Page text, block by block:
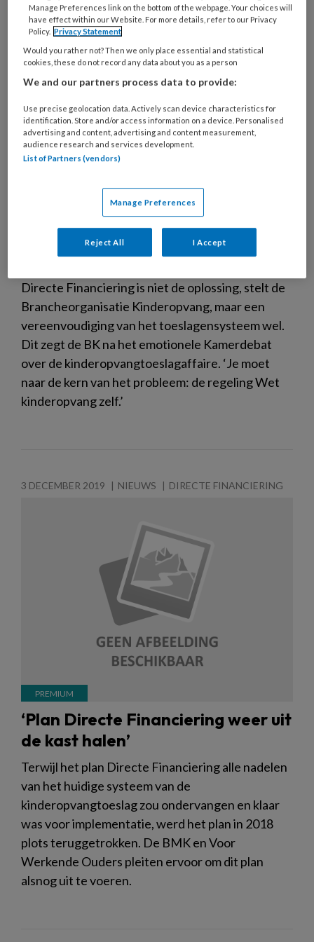
5 DECEMBER 2019 NIEUWS DIRECTE FINANCIERING
BK: ‘Directe Financiering lost
toeslagenprobleem niet op’
Directe Financiering is niet de oplossing, stelt de
Brancheorganisatie Kinderopvang, maar een
vereenvoudiging van het toeslagensysteem wel.
Dit zegt de BK na het emotionele Kamerdebat
over de kinderopvangtoeslagaffaire. ‘Je moet
naar de kern van het probleem: de regeling Wet
kinderopvang zelf.’
3 DECEMBER 2019 NIEUWS DIRECTE FINANCIERING
‘Plan Directe Financiering weer uit
de kast halen’
Terwijl het plan Directe Financiering alle nadelen
van het huidige systeem van de
kinderopvangtoeslag zou ondervangen en klaar
was voor implementatie, werd het plan in 2018
plots teruggetrokken. De BMK en Voor
Werkende Ouders pleiten ervoor om dit plan
alsnog uit te voeren.
Manage Preferences link on the bottom of the webpage. Your choices will
have effect within our Website. For more details, refer to our Privacy
Policy. Privacy Statement
Would you rather not? Then we only place essential and statistical
cookies, these do not record any data about you as a person
We and our partners process data to provide:
Use precise geolocation data. Actively scan device characteristics for
identification. Store and/or access information on a device. Personalised
advertising and content, advertising and content measurement,
audience research and services development.
List of Partners (vendors)
Manage Preferences
Reject All I Accept